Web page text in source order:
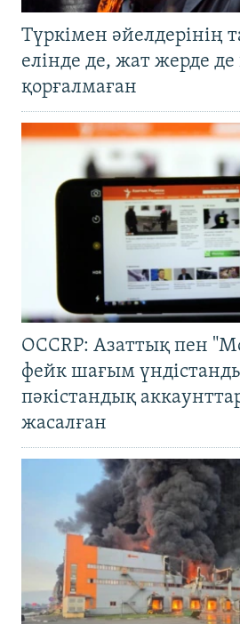
Түркімен әйелдерінің
елінде де, жат жерде
қорғалмаған
OCCRP: Азаттық пен
фейк шағым
пәкістандық
жасалған